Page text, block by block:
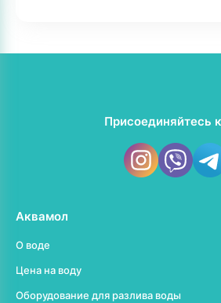
Присоединяйтесь
Аквамол
О воде
Цена на воду
Оборудование для разлива воды